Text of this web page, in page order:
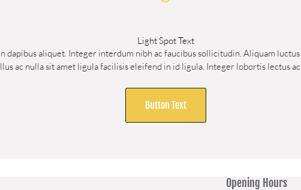
Light Spot Text
dapibus aliquet. Integer interdum nibh ac faucibus sollicitudin. Aliquam
ac nulla sit amet ligula facilisis eleifend in id ligula. Integer lobortis lectus
Button Text
Opening Hours